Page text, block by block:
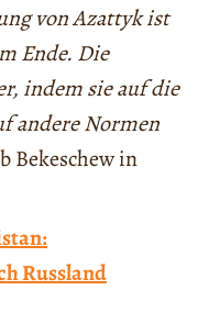
von Azattyk ist
Ende. Die
indem sie auf die
andere Normen
Bekeschew in
Russland